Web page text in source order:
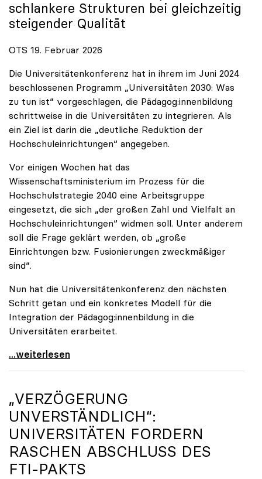
schlankere Strukturen bei gleichzeitig
steigender Qualität
OTS 19. Februar 2026
Die Universitätenkonferenz hat in ihrem im Juni 2024
beschlossenen Programm „Universitäten 2030: Was
zu tun ist“ vorgeschlagen, die Pädagog:innenbildung
schrittweise in die Universitäten zu integrieren. Als
ein Ziel ist darin die „deutliche Reduktion der
Hochschuleinrichtungen“ angegeben.
Vor einigen Wochen hat das
Wissenschaftsministerium im Prozess für die
Hochschulstrategie 2040 eine Arbeitsgruppe
eingesetzt, die sich „der großen Zahl und Vielfalt an
Hochschuleinrichtungen“ widmen soll. Unter anderem
soll die Frage geklärt werden, ob „große
Einrichtungen bzw. Fusionierungen zweckmäßiger
sind“.
Nun hat die Universitätenkonferenz den nächsten
Schritt getan und ein konkretes Modell für die
Integration der Pädagog:innenbildung in die
Universitäten erarbeitet.
Schools of Education an den Universitäten: Für
...weiterlesen
„VERZÖGERUNG
UNVERSTÄNDLICH“:
UNIVERSITÄTEN FORDERN
RASCHEN ABSCHLUSS DES
FTI-PAKTS